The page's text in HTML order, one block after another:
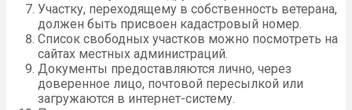
Участку, переходящему в собственность ветерана,
должен быть присвоен кадастровый номер.
Список свободных участков можно посмотреть на
сайтах местных администраций.
Документы предоставляются лично, через
доверенное лицо, почтовой пересылкой или
загружаются в интернет-систему.